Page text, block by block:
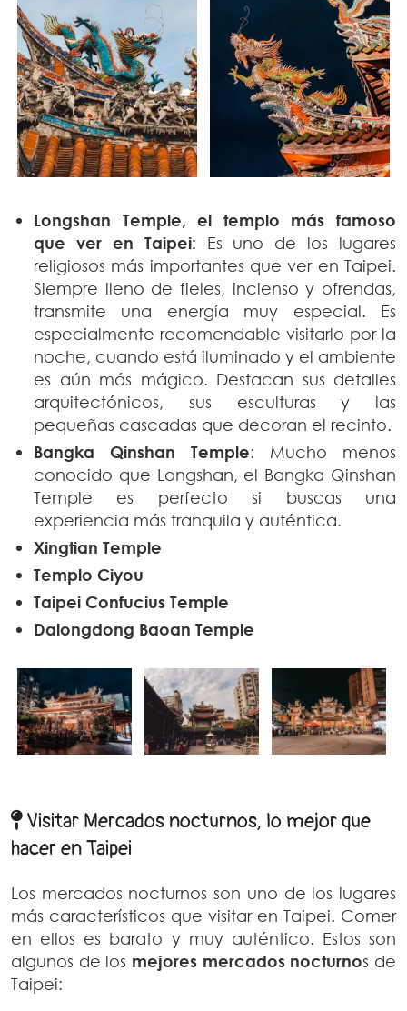
Longshan Temple, el templo más famoso
que ver en Taipei: Es uno de los lugares
religiosos más importantes que ver en Taipei.
Siempre lleno de fieles, incienso y ofrendas,
transmite una energía muy especial. Es
especialmente recomendable visitarlo por la
noche, cuando está iluminado y el ambiente
es aún más mágico. Destacan sus detalles
arquitectónicos, sus esculturas y las
pequeñas cascadas que decoran el recinto.
Bangka Qinshan Temple: Mucho menos
conocido que Longshan, el Bangka Qinshan
Temple es perfecto si buscas una
experiencia más tranquila y auténtica.
Xingtian Temple
Templo Ciyou
Taipei Confucius Temple
Dalongdong Baoan Temple
Visitar Mercados nocturnos, lo mejor que
hacer en Taipei
Los mercados nocturnos son uno de los lugares
más característicos que visitar en Taipei. Comer
en ellos es barato y muy auténtico. Estos son
algunos de los mejores mercados nocturnos de
Taipei: